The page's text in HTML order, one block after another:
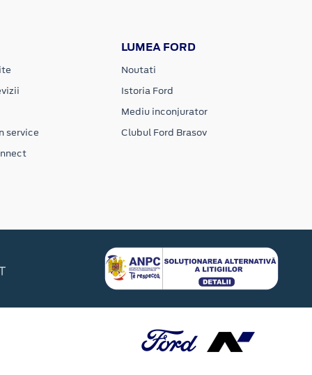
service
LUMEA FORD
Noutati
Istoria Ford
Mediu inconjurator
Clubul Ford Brasov